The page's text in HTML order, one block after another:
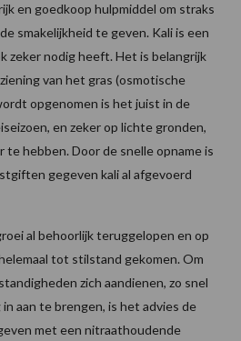
en goedkoop hulpmiddel om straks
smakelijkheid te geven. Kali is een
zeker nodig heeft. Het is belangrijk
van het gras (osmotische
opgenomen is het juist in de
en zeker op lichte gronden,
te hebben. Door de snelle opname is
gegeven kali al afgevoerd
al behoorlijk teruggelopen en op
tot stilstand gekomen. Om
zich aandienen, zo snel
aan te brengen, is het advies de
met een nitraathoudende